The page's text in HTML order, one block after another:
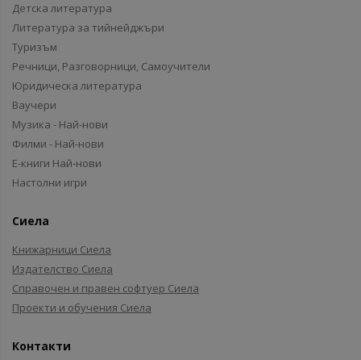
Детска литература
Литература за тийнейджъри
Туризъм
Речници, Разговорници, Самоучители
Юридическа литература
Ваучери
Музика - Най-нови
Филми - Най-нови
Е-книги Най-нови
Настолни игри
Сиела
Книжарници Сиела
Издателство Сиела
Справочен и правен софтуер Сиела
Проекти и обучения Сиела
Контакти